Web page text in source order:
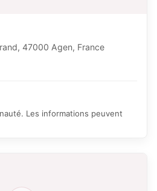
47000 Agen, France
Les informations peuvent